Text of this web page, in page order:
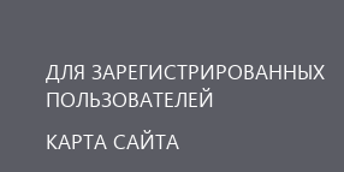
ДЛЯ ЗАРЕГИСТРИРОВАННЫХ
ПОЛЬЗОВАТЕЛЕЙ
КАРТА САЙТА